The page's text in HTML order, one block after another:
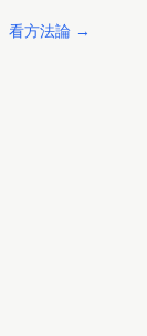
看方法論 →